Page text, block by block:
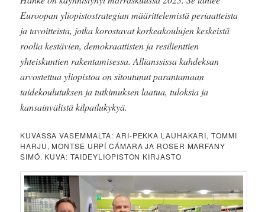
Euroopan yliopistostrategian määrittelemistä periaatteista
ja tavoitteista, jotka korostavat korkeakoulujen keskeistä
roolia kestävien, demokraattisten ja resilienttien
yhteiskuntien rakentamisessa. Allianssissa kahdeksan
arvostettua yliopistoa on sitoutunut parantamaan
taidekoulutuksen ja tutkimuksen laatua, tuloksia ja
kansainvälistä kilpailukykyä.
KUVASSA VASEMMALTA: ARI-PEKKA LAUHAKARI, TOMMI
HARJU, MONTSE URPÍ CÁMARA JA ROSER MARFANY
SIMÓ. KUVA: TAIDEYLIOPISTON KIRJASTO